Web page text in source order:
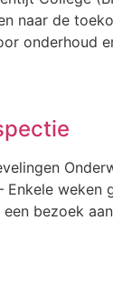
naar de
onderhoud
Enkele weken
bezoek